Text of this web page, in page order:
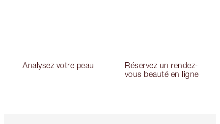
Analysez votre peau
Réservez un rendez-
vous beauté en ligne